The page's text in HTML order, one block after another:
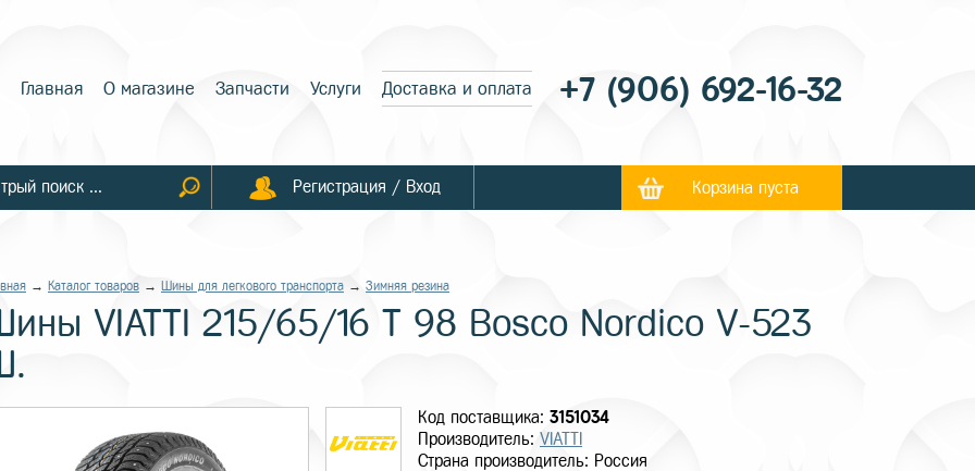
Главная О магазине Запчасти Услуги Доставка и оплата +7 (906) 692-16-32
Регистрация / Вход Корзина пуста
→ Каталог товаров → Шины для легкового транспорта → Зимняя резина
VIATTI 215/65/16 T 98 Bosco Nordico V-523
Код поставщика: 3151034
Производитель: VIATTI
Страна производитель: Россия